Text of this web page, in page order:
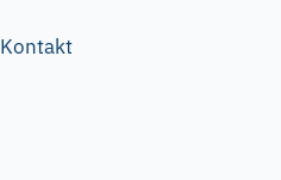
Kontakt